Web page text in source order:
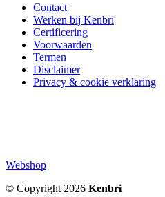
Contact
Werken bij Kenbri
Certificering
Voorwaarden
Termen
Disclaimer
Privacy & cookie verklaring
Webshop
© Copyright 2026 Kenbri